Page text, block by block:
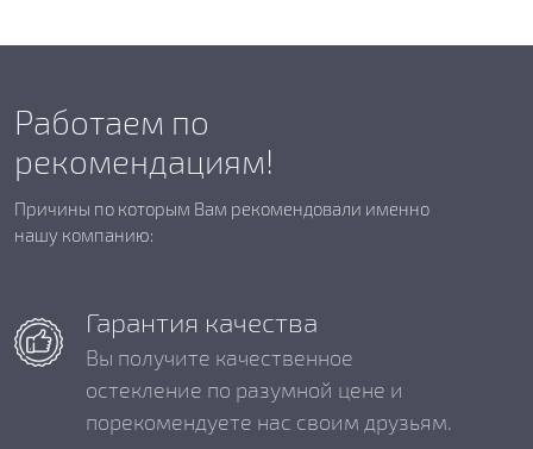
Работаем по
рекомендациям!
Причины по которым Вам рекомендовали именно
нашу компанию:
Гарантия качества
Вы получите качественное
остекление по разумной цене и
порекомендуете нас своим друзьям.